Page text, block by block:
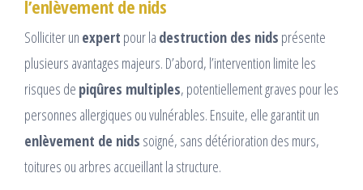
l’enlèvement de nids
Solliciter un expert pour la destruction des nids présente
plusieurs avantages majeurs. D’abord, l’intervention limite les
risques de piqûres multiples, potentiellement graves pour les
personnes allergiques ou vulnérables. Ensuite, elle garantit un
enlèvement de nids soigné, sans détérioration des murs,
toitures ou arbres accueillant la structure.